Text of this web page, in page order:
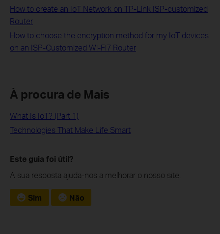
How to create an IoT Network on TP‑Link ISP‑customized
Router
How to choose the encryption method for my IoT devices
on an ISP-Customized Wi-Fi7 Router
À procura de Mais
What Is IoT? (Part 1)
Technologies That Make Life Smart
Este guia foi útil?
A sua resposta ajuda-nos a melhorar o nosso site.
Sim Não